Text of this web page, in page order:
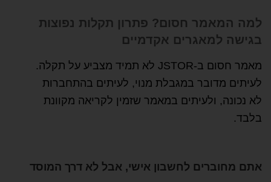
למה המאמר חסום? פתרון תקלות נפוצות
בגישה למאגרים אקדמיים
מאמר חסום ב-JSTOR לא תמיד מצביע על תקלה.
לעיתים מדובר במגבלת מנוי, לעיתים בהתחברות
לא נכונה, ולעיתים במאמר שזמין לקריאה מקוונת
בלבד.
אתם מחוברים לחשבון אישי, אבל לא דרך המוסד